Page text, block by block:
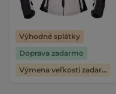
Výhodné splátky
Doprava zadarmo
Výmena veľkosti zadarmo